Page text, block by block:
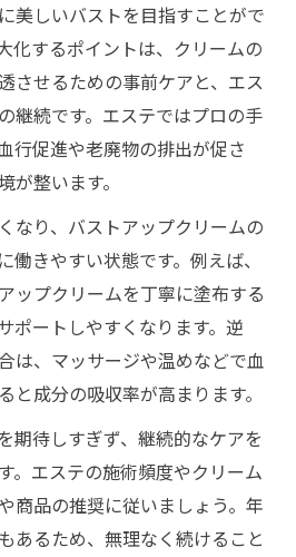
美しいバストを目指すことがで
化するポイントは、クリームの
させるための事前ケアと、エス
継続です。エステではプロの手
行促進や老廃物の排出が促さ
が整います。
なり、バストアップクリームの
働きやすい状態です。例えば、
ップクリームを丁寧に塗布する
ポートしやすくなります。逆
は、マッサージや温めなどで血
と成分の吸収率が高まります。
期待しすぎず、継続的なケアを
。エステの施術頻度やクリーム
商品の推奨に従いましょう。年
あるため、無理なく続けること